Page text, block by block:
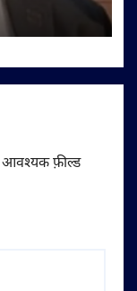
सप्ताह में
आवश्यक फ़ील्ड